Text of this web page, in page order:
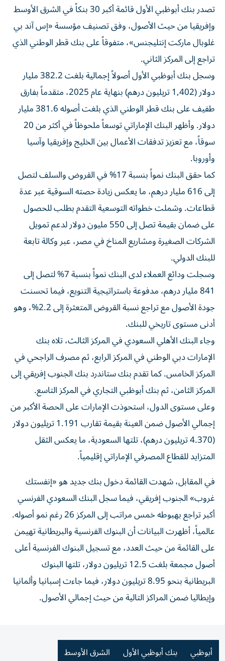
تصدر بنك أبوظبي الأول قائمة أكبر 30 بنكاً في الشرق الأوسط
وإفريقيا من حيث الأصول، وفق تصنيف مؤسسة «إس آند بي
غلوبال ماركت إنتليجنس»، متفوقاً على بنك قطر الوطني الذي
تراجع إلى المركز الثاني.
وسجل بنك أبوظبي الأول أصولاً إجمالية بلغت 382.2 مليار
دولار (1,402 تريليون درهم) بنهاية عام 2025، متقدماً بفارق
طفيف على بنك قطر الوطني الذي بلغت أصوله 381.6 مليار
دولار. وأظهر البنك الإماراتي توسعاً ملحوظاً في أكثر من 20
سوقاً، مع تعزيز تدفقات الأعمال بين الخليج وإفريقيا وآسيا
وأوروبا.
كما حقق البنك نمواً بنسبة 17% في القروض والسلف لتصل
إلى 616 مليار درهم، ما يعكس زيادة حصته السوقية عبر عدة
قطاعات. وشملت خطواته التوسعية التقدم بطلب للحصول
على ضمان بقيمة تصل إلى 550 مليون دولار لدعم تمويل
الشركات الصغيرة ومشاريع المناخ في مصر، عبر وكالة تابعة
للبنك الدولي.
وسجلت ودائع العملاء لدى البنك نمواً بنسبة 7% لتصل إلى
841 مليار درهم، مدفوعة باستراتيجية التنويع، فيما تحسنت
جودة الأصول مع تراجع نسبة القروض المتعثرة إلى 2.2%، وهو
أدنى مستوى تاريخي للبنك.
وجاء البنك الأهلي السعودي في المركز الثالث، تلاه بنك
الإمارات دبي الوطني في المركز الرابع، ثم مصرف الراجحي في
المركز الخامس. كما تقدم بنك ستاندرد بنك الجنوب إفريقي إلى
المركز الثامن، ثم بنك أبوظبي التجاري في المركز التاسع.
وعلى مستوى الدول، استحوذت الإمارات على الحصة الأكبر من
إجمالي الأصول ضمن العينة بقيمة تقارب 1.191 تريليون دولار
(4.370 تريليون درهم)، تلتها السعودية، ما يعكس الثقل
المتزايد للقطاع المصرفي الإماراتي إقليمياً.
في المقابل، شهدت القائمة دخول بنك جديد هو «إنفستك
غروب» الجنوب إفريقي، فيما سجل البنك السعودي الفرنسي
أكبر تراجع بهبوطه خمس مراتب إلى المركز 26 رغم نمو أصوله.
عالمياً، أظهرت البيانات أن البنوك الفرنسية والبريطانية تهيمن
على القائمة من حيث العدد، مع تسجيل البنوك الفرنسية أعلى
أصول مجمعة بلغت 12.5 تريليون دولار، تلتها البنوك
البريطانية بنحو 8.95 تريليون دولار، فيما جاءت إسبانيا وألمانيا
وإيطاليا ضمن المراكز التالية من حيث إجمالي الأصول.
أبوظبي بنك أبوظبي الأول الشرق الأوسط